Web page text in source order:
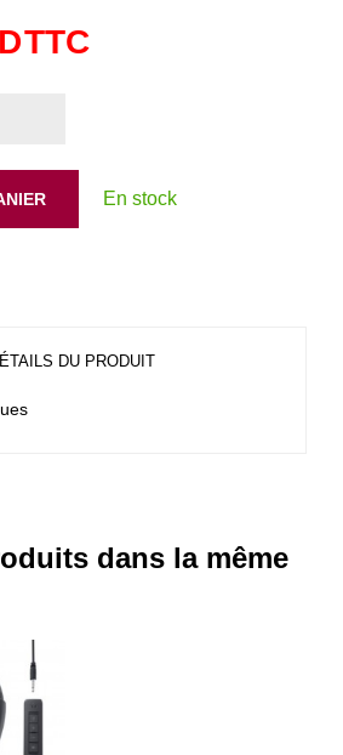
TTC
En stock
DU PRODUIT
dans la même